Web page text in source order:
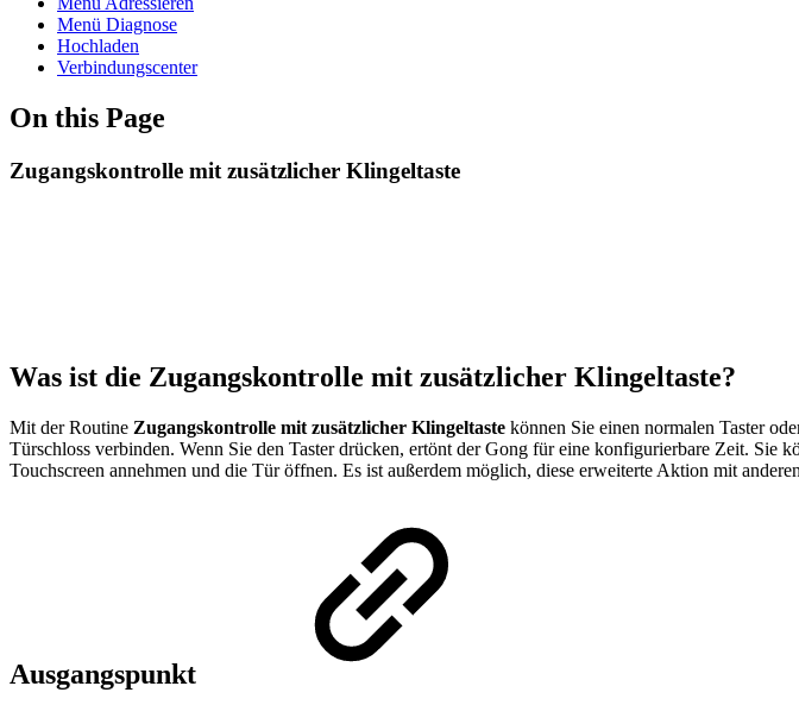
Menü Diagnose
Hochladen
Verbindungscenter
On this Page
Zugangskontrolle mit zusätzlicher Klingeltaste
Was ist die Zugangskontrolle mit zusätzlicher Klingeltaste?
Mit der Routine Zugangskontrolle mit zusätzlicher Klingeltaste können Sie einen normalen Taster
Türschloss verbinden. Wenn Sie den Taster drücken, ertönt der Gong für eine konfigurierbare Zeit.
Touchscreen annehmen und die Tür öffnen. Es ist außerdem möglich, diese erweiterte Aktion mit
Ausgangspunkt